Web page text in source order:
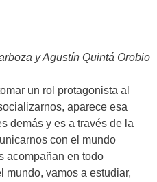
y Agustín Quintá Orobio
un rol protagonista al
aparece esa
demás y es a través de la
con el mundo
acompañan en todo
mundo, vamos a estudiar,